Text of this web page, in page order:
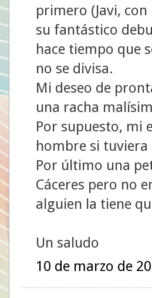
primero (Javi,
su fantástico
hace tiempo que
no se divisa.
Mi deseo de
una racha
Por supuesto, mi
hombre si tuviera
Por último una
Cáceres pero no
alguien la tiene
Un saludo
10 de marzo de